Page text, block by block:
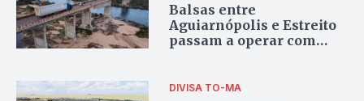
Balsas entre
Aguiarnópolis e Estreito
passam a operar com
DIVISA TO-MA